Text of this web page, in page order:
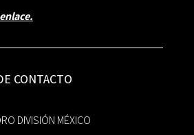
CONTACTO
DIVISIÓN MÉXICO